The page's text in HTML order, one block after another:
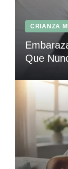
CRIANZA
Que